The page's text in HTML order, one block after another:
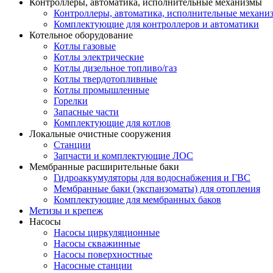
Контроллеры, автоматика, исполнительные механизмы
Контроллеры, автоматика, исполнительные
Комплектующие для контроллеров и автоматики
Котельное оборудование
Котлы газовые
Котлы электрические
Котлы дизельное топливо/газ
Котлы твердотопливные
Котлы промышленные
Горелки
Запасные части
Комплектующие для котлов
Локальные очистные сооружения
Станции
Запчасти и комплектующие ЛОС
Мембранные расширительные баки
Гидроаккумуляторы для водоснабжения и ГВС
Мембранные баки (экспанзоматы) для отопления
Комплектующие для мембранных баков
Метизы и крепеж
Насосы
Насосы циркуляционные
Насосы скважинные
Насосы поверхностные
Насосные станции